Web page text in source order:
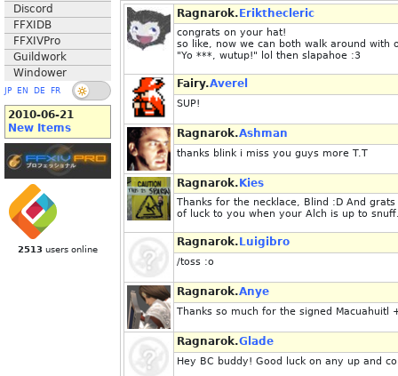
Discord
FFXIDB
FFXIVPro
Guildwork
Windower
JP EN DE FR
2010-06-21
New Items
2513 users online
Ragnarok. Erikthecleric
congrats on your hat!
so like, now we can both walk around with
"Yo ***, wutup!" lol then slapahoe :3
Fairy.Averel
SUP!
Ragnarok.Ashman
thanks blink i miss you guys more T.T
Ragnarok. Kies
Thanks for the necklace, Blind :D And
of luck to you when your Alch is up to
Ragnarok. Luigibro
/toss :o
Ragnarok.Anye
Thanks so much for the signed
Ragnarok.Glade
Hey BC buddy! Good luck on any up and